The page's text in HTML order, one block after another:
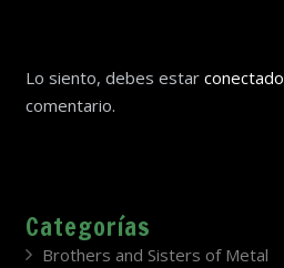
Lo siento, debes estar conectado
comentario.
Categorías
Brothers and Sisters of Metal